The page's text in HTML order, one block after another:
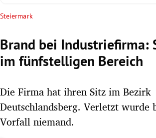
Untermenü
Steiermark
Brand bei Industriefirma:
im fünfstelligen Bereich
Die Firma hat ihren Sitz im Bezirk
Deutschlandsberg. Verletzt wurde
Vorfall niemand.